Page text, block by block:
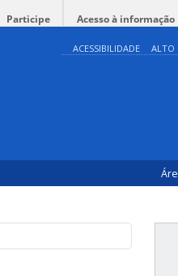
Participe Acesso à informação
ACESSIBILIDADE ALTO